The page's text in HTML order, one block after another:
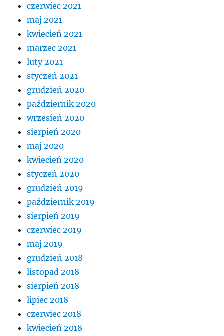
czerwiec 2021
maj 2021
kwiecień 2021
marzec 2021
luty 2021
styczeń 2021
grudzień 2020
październik 2020
wrzesień 2020
sierpień 2020
maj 2020
kwiecień 2020
styczeń 2020
grudzień 2019
październik 2019
sierpień 2019
czerwiec 2019
maj 2019
grudzień 2018
listopad 2018
sierpień 2018
lipiec 2018
czerwiec 2018
kwiecień 2018